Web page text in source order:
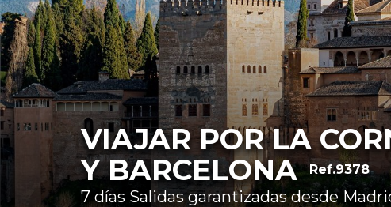
VIAJAR POR LA
Y BARCELONA Ref.9378
7 días Salidas garantizadas desde